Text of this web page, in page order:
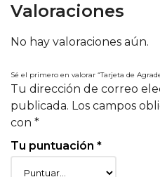
Valoraciones
No hay valoraciones aún.
Sé el primero en valorar “Tarjeta de
Tu dirección de correo
publicada. Los campos
con *
Tu puntuación *